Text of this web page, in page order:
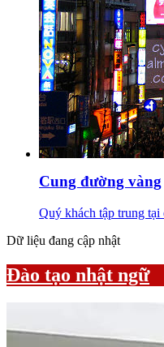
Cung đường vàng
Quý khách tập trung tại
Dữ liệu đang cập nhật
Đào tạo nhật ngữ